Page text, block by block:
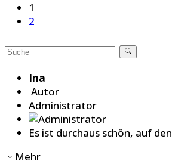
1
2
Ina
Autor
Administrator
Es ist durchaus schön, auf
Mehr